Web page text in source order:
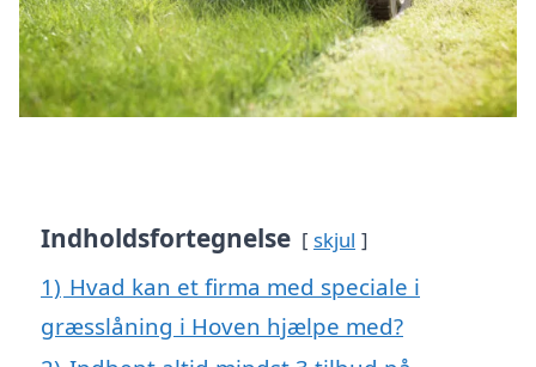
Indholdsfortegnelse skjul
1) Hvad kan et firma med speciale i
græsslåning i Hoven hjælpe med?